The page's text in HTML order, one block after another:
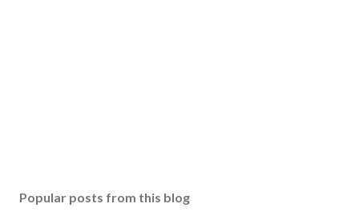
Popular posts from this blog